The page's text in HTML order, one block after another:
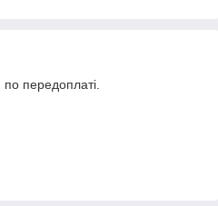
по передоплаті.